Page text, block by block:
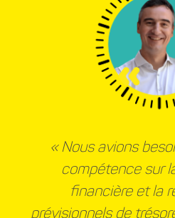
« Nous avions
compétence sur
financière et la
prévisionnels de